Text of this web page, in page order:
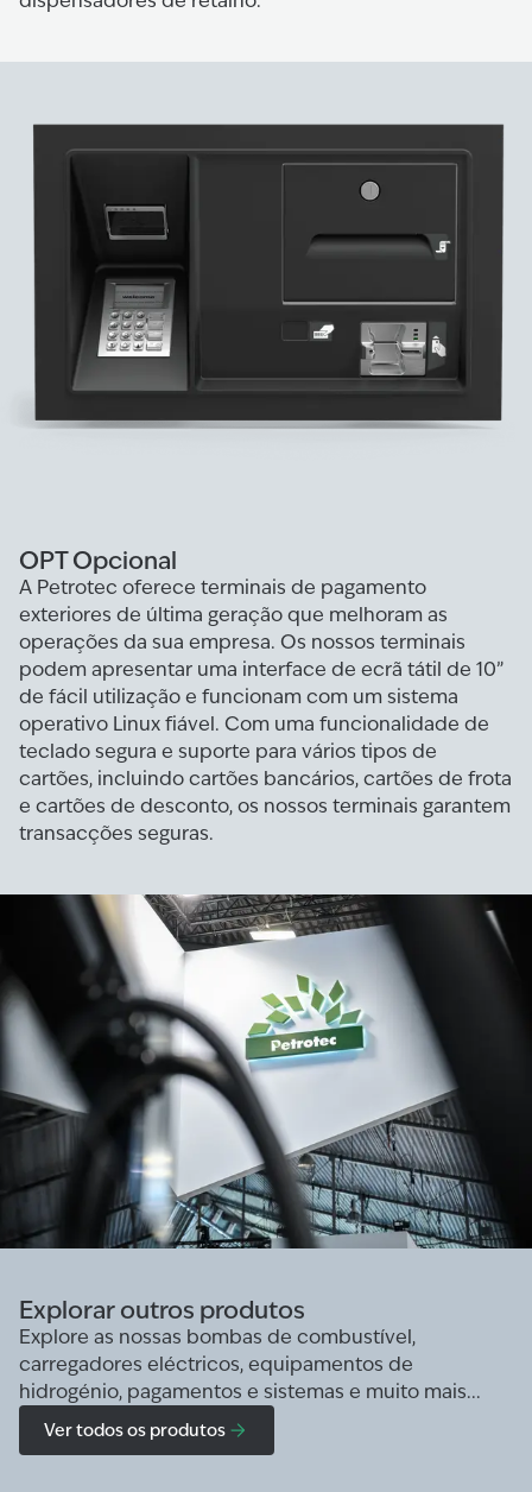
OPT Opcional
A Petrotec oferece terminais de pagamento
exteriores de última geração que melhoram as
operações da sua empresa. Os nossos terminais
podem apresentar uma interface de ecrã tátil de 10”
de fácil utilização e funcionam com um sistema
operativo Linux fiável. Com uma funcionalidade de
teclado segura e suporte para vários tipos de
cartões, incluindo cartões bancários, cartões de frota
e cartões de desconto, os nossos terminais garantem
transacções seguras.
Explorar outros produtos
Explore as nossas bombas de combustível,
carregadores eléctricos, equipamentos de
hidrogénio, pagamentos e sistemas e muito mais...
Ver todos os produtos